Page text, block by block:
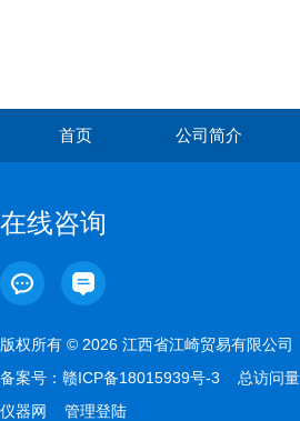
首页 公司简介
在线咨询
版权所有 © 2026 江西省江崎贸易有限公
备案号： 赣ICP备18015939号-3 总访问
仪器网
管理登陆